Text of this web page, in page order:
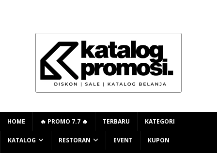
HOME 🔥 PROMO 7.7 🔥 TERBARU KATEGORI
KATALOG RESTORAN EVENT KUPON